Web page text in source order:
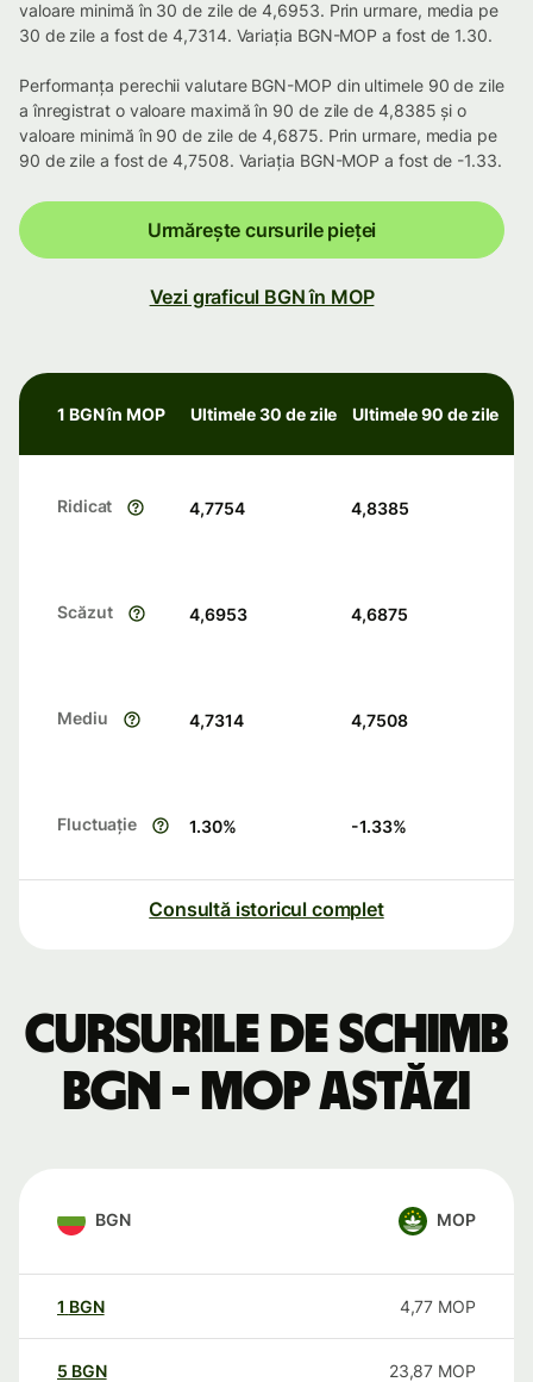
valoare minimă în 30 de zile de 4,6953. Prin urmare, media pe
30 de zile a fost de 4,7314. Variația BGN-MOP a fost de 1.30.
Performanța perechii valutare BGN-MOP din ultimele 90 de zile
a înregistrat o valoare maximă în 90 de zile de 4,8385 și o
valoare minimă în 90 de zile de 4,6875. Prin urmare, media pe
90 de zile a fost de 4,7508. Variația BGN-MOP a fost de -1.33.
Urmărește cursurile pieței
Vezi graficul BGN în MOP
1 BGN în MOP Ultimele 30 de zile Ultimele 90 de zile
Ridicat 4,7754 4,8385
Scăzut 4,6953 4,6875
Mediu 4,7314 4,7508
Fluctuație 1.30% -1.33%
Consultă istoricul complet
Cursurile de schimb
BGN - MOP astăzi
BGN MOP
1 BGN 4,77 MOP
5 BGN 23,87 MOP